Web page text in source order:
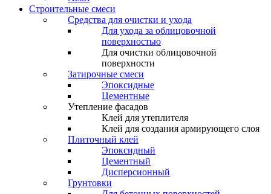
Строительные смеси
Средства для очистки и ухода
Для ухода за облицовочной
поверхностью
Для очистки облицовочной
поверхности
Затирочные смеси
Эпоксидные
Цементные
Утепление фасадов
Клей для утеплителя
Клей для создания армирующего слоя
Плиточный клей
Эпоксидный
Цементный
Дисперсионный
Грунтовки